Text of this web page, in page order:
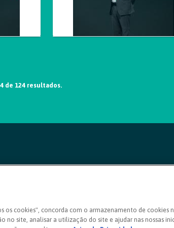
de 124 resultados.
os cookies", concorda com o armazenamento de cookies
no site, analisar a utilização do site e ajudar nas nossas